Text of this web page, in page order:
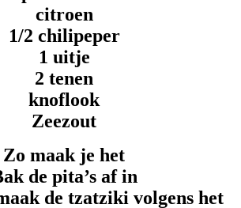
citroen
1/2 chilipeper
1 uitje
2 tenen
knoflook
Zeezout
Zo maak je het
de pita’s af in
de tzatziki volgens het